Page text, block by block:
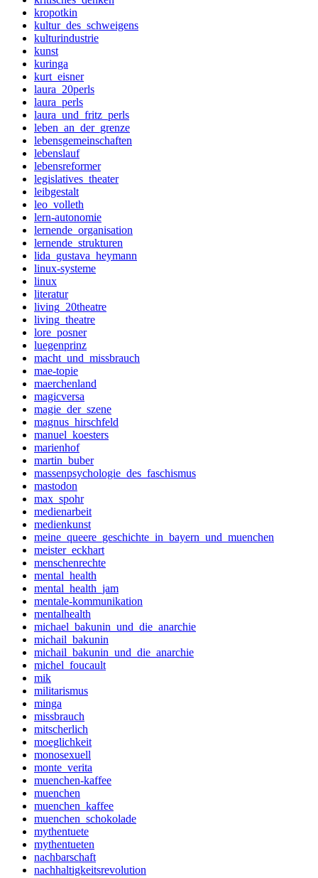
kropotkin
kultur_des_schweigens
kulturindustrie
kunst
kuringa
kurt_eisner
laura_20perls
laura_perls
laura_und_fritz_perls
leben_an_der_grenze
lebensgemeinschaften
lebenslauf
lebensreformer
legislatives_theater
leibgestalt
leo_volleth
lern-autonomie
lernende_organisation
lernende_strukturen
lida_gustava_heymann
linux-systeme
linux
literatur
living_20theatre
living_theatre
lore_posner
luegenprinz
macht_und_missbrauch
mae-topie
maerchenland
magicversa
magie_der_szene
magnus_hirschfeld
manuel_koesters
marienhof
martin_buber
massenpsychologie_des_faschismus
mastodon
max_spohr
medienarbeit
medienkunst
meine_queere_geschichte_in_bayern_und_muenchen
meister_eckhart
menschenrechte
mental_health
mental_health_jam
mentale-kommunikation
mentalhealth
michael_bakunin_und_die_anarchie
michail_bakunin
michail_bakunin_und_die_anarchie
michel_foucault
mik
militarismus
minga
missbrauch
mitscherlich
moeglichkeit
monosexuell
monte_verita
muenchen-kaffee
muenchen
muenchen_kaffee
muenchen_schokolade
mythentuete
mythentueten
nachbarschaft
nachhaltigkeitsrevolution